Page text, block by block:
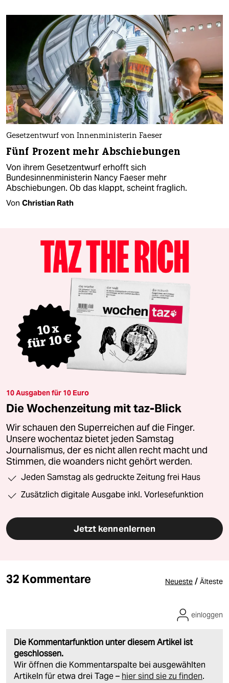
Gesetzentwurf von Innenministerin Faeser
Fünf Prozent mehr Abschiebungen
Von ihrem Gesetzentwurf erhofft sich
Bundesinnenministerin Nancy Faeser mehr
Abschiebungen. Ob das klappt, scheint fraglich.
Von Christian Rath
10 Ausgaben für 10 Euro
Die Wochenzeitung mit taz-Blick
Wir schauen den Superreichen auf die Finger.
Unsere wochentaz bietet jeden Samstag
Journalismus, der es nicht allen recht macht und
Stimmen, die woanders nicht gehört werden.
Jeden Samstag als gedruckte Zeitung frei Haus
Zusätzlich digitale Ausgabe inkl. Vorlesefunktion
Jetzt kennenlernen
32 Kommentare Neueste / Älteste
Die Kommentarfunktion unter diesem Artikel ist
geschlossen.
Wir öffnen die Kommentarspalte bei ausgewählten
Artikeln für etwa drei Tage – hier sind sie zu finden.
einloggen